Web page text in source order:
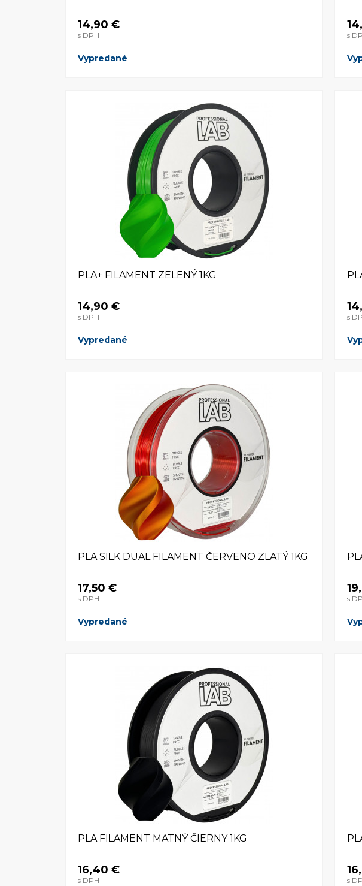
14,90 €
s DPH
Vypredané
s
PLA+ FILAMENT ZELENÝ 1KG
14,90 €
s DPH
Vypredané
s
PLA SILK DUAL FILAMENT ČERVENO ZLATÝ 1KG
17,50 €
s DPH
Vypredané
s
PLA FILAMENT MATNÝ ČIERNY 1KG
16,40 €
s DPH s